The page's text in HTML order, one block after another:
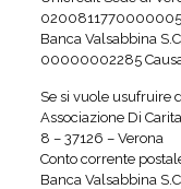
Banca Valsabbina
00000002285
Se si vuole usufruire
Associazione Di
8 – 37126 – Verona
Conto corrente
Banca Valsabbina